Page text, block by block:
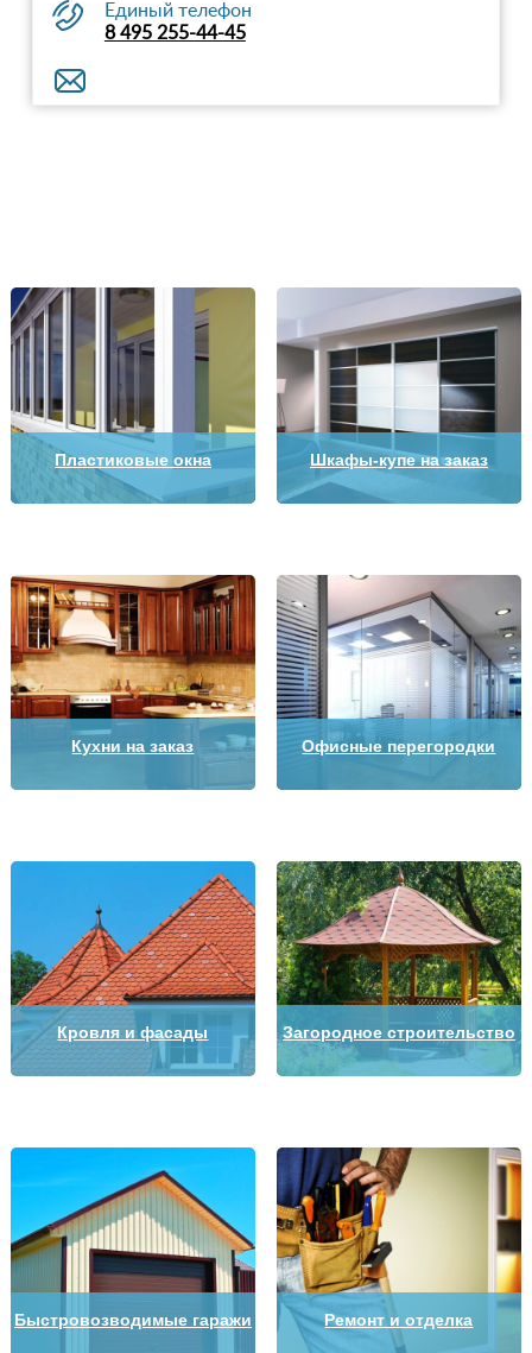
Единый телефон
8 495 255-44-45
Пластиковые окна Шкафы-купе на заказ
Кухни на заказ Офисные перегородки
Кровля и фасады Загородное строительство
Быстровозводимые гаражи Ремонт и отделка